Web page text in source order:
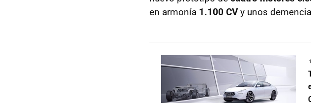
en armonía 1.100 CVy unos